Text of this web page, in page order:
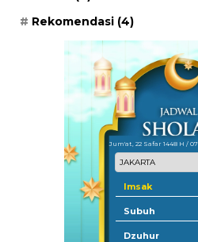
Rekomendasi (4)
Jum'at, 22 Safar 1448 H /
Imsak
Subuh
Dzuhur